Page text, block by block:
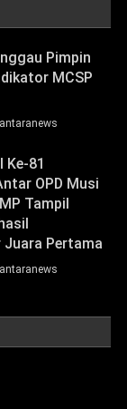
Pimpin
MCSP
Ke-81
OPD Musi
Tampil
Juara Pertama